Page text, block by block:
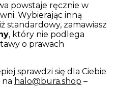
powstaje ręcznie w
Wybierając inną
standardowy, zamawiasz
, który nie podlega
o prawach
sprawdzi się dla Ciebie
na halo@bura.shop –